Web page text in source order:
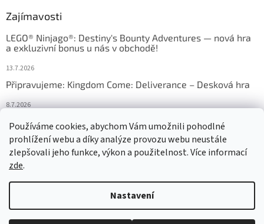
Používáme cookies, abychom Vám umožnili pohodlné
prohlížení webu a díky analýze provozu webu neustále
zlepšovali jeho funkce, výkon a použitelnost. Více informací
zde.
Nastavení
Zajímavosti
LEGO® Ninjago®: Destiny's Bounty Adventures — nová hra
a exkluzivní bonus u nás v obchodě!
13.7.2026
Připravujeme: Kingdom Come: Deliverance – Desková hra
8.7.2026
Nejlepší deskové hry: výběr, který frčí v celém Česku
18.6.2026